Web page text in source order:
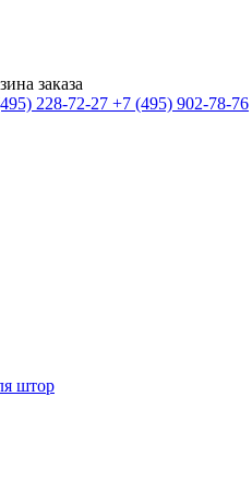
заказа
228-72-27 +7 (495) 902-78-76
штор